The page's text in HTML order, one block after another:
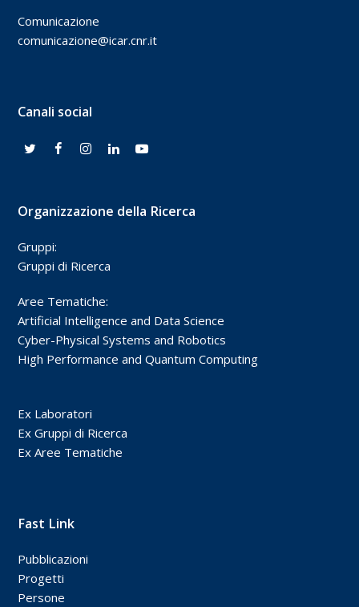
Comunicazione
comunicazione@icar.cnr.it
Canali social
Organizzazione della Ricerca
Gruppi:
Gruppi di Ricerca
Aree Tematiche:
Artificial Intelligence and Data Science
Cyber-Physical Systems and Robotics
High Performance and Quantum Computing
Ex Laboratori
Ex Gruppi di Ricerca
Ex Aree Tematiche
Fast Link
Pubblicazioni
Progetti
Persone